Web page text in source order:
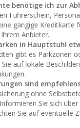
benötige ich zur
Führerschein,
gängige Kreditkarte
Anbieter.
in Hauptstuhl
gibt es Parkzonen
Sie auf lokale
sind
ohne
Sie sich über
Sie auf eventuelle